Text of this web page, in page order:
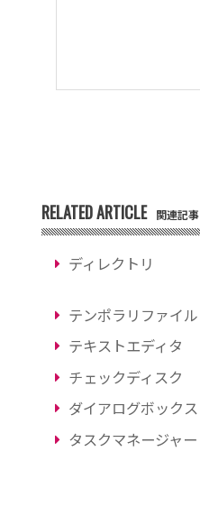
RELATED ARTICLE 関連記事
ディレクトリ
テンポラリファイル
テキストエディタ
チェックディスク
ダイアログボックス
タスクマネージャー